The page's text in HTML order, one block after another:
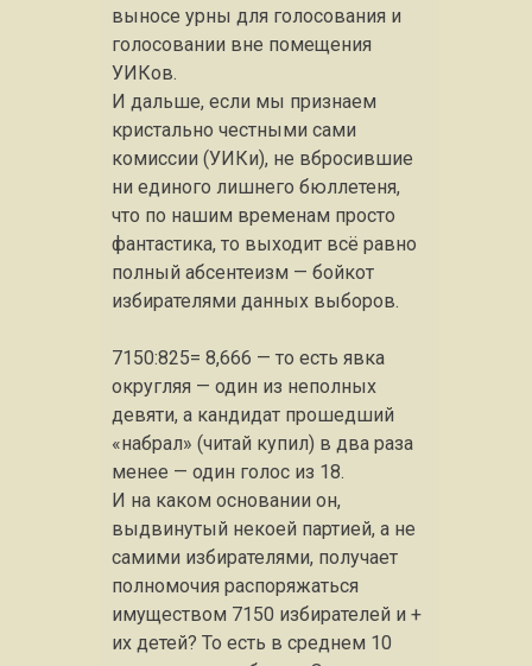
выносе урны для голосования и
голосовании вне помещения
УИКов.
И дальше, если мы признаем
кристально честными сами
комиссии (УИКи), не вбросившие
ни единого лишнего бюллетеня,
что по нашим временам просто
фантастика, то выходит всё равно
полный абсентеизм — бойкот
избирателями данных выборов.
7150:825= 8,666 — то есть явка
округляя — один из неполных
девяти, а кандидат прошедший
«набрал» (читай купил) в два раза
менее — один голос из 18.
И на каком основании он,
выдвинутый некоей партией, а не
самими избирателями, получает
полномочия распоряжаться
имуществом 7150 избирателей и +
их детей? То есть в среднем 10